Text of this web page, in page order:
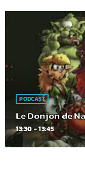
PODCAST
Le Donjon de
13:30 - 13:45